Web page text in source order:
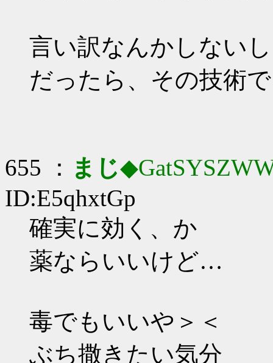
言い訳なんかしない
だったら、その技術
655 ： まじ
ID:E5qhxtGp
確実に効く、か
薬ならいいけど…
毒でもいいや＞＜
ぶち撒きたい気分